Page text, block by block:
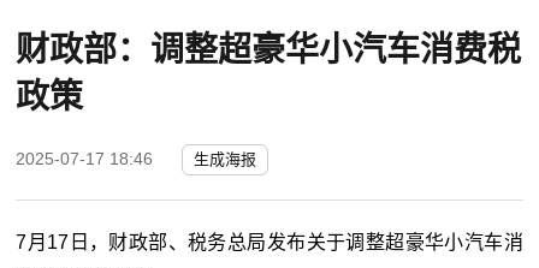
财政部：调整超豪华小汽车消费税
政策
2025-07-17 18:46 生成海报
7月17日，财政部、税务总局发布关于调整超豪华小汽车消